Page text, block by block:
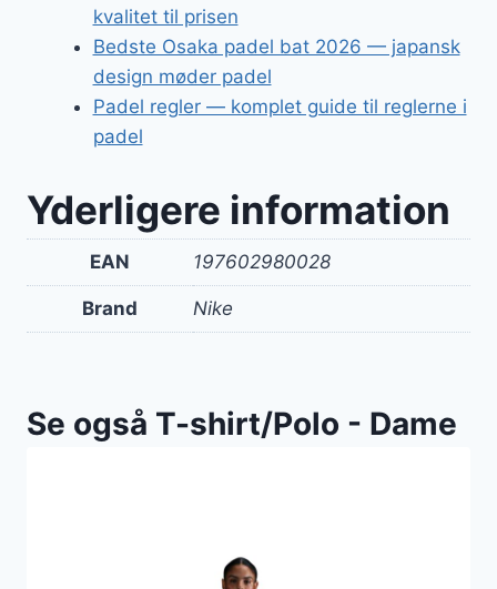
kvalitet til prisen
Bedste Osaka padel bat 2026 — japansk
design møder padel
Padel regler — komplet guide til reglerne i
padel
Yderligere information
EAN 197602980028
Brand Nike
Se også T-shirt/Polo - Dame